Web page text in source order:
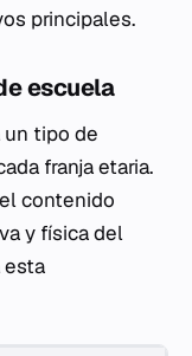
principales.
escuela
un tipo de
franja etaria.
contenido
y física del
esta